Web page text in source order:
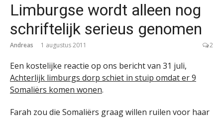
Limburgse wordt alleen nog
schriftelijk serieus genomen
Andreas 1 augustus 2011 2
Een kostelijke reactie op ons bericht van 31 juli,
Achterlijk limburgs dorp schiet in stuip omdat er 9
Somaliërs komen wonen.
Farah zou die Somaliërs graag willen ruilen voor haar